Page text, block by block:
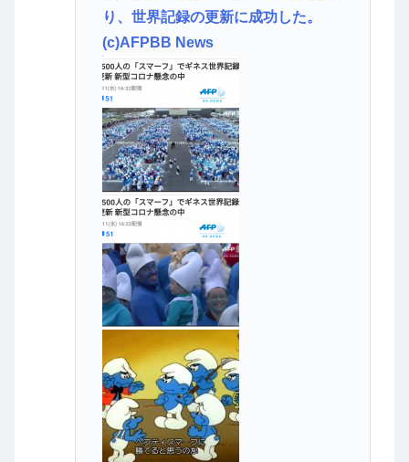
り、世界記録の更新に成功した。
(c)AFPBB News